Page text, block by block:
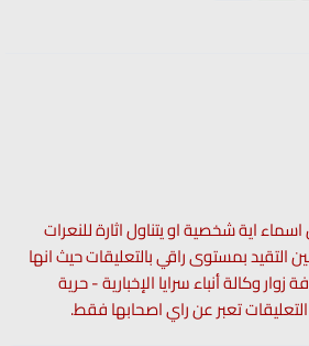
اية شخصية او يتناول اثارة للنعرات
التقيد بمستوى راقي بالتعليقات حيث انها
وكالة أنباء سرايا الإخبارية - حرية
تعبر عن راي اصحابها فقط.